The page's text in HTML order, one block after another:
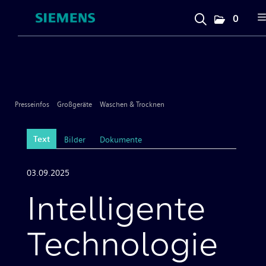
0
Großgeräte
Geschirrspülen
Kochen & Backen
Kühlen & Gefrieren
Presseinfos Großgeräte Waschen & Trocknen
Text Bilder Dokumente
03.09.2025
Intelligente
Technologie